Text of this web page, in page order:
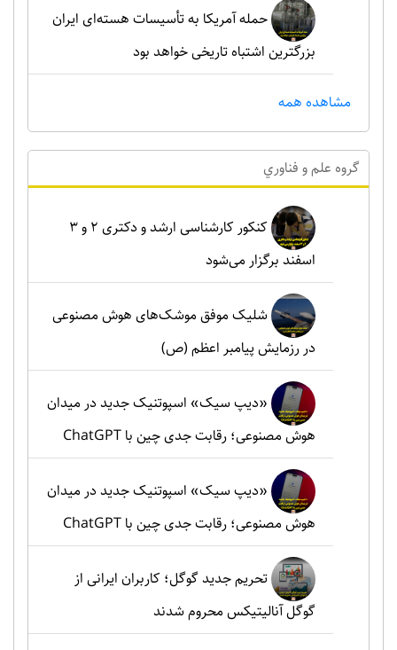
حمله آمریکا به تأسیسات هسته‌ای ایران
بزرگترین اشتباه تاریخی خواهد بود
مشاهده همه
گروه علم و فناوري
کنکور کارشناسی ارشد و دکتری ۲ و ۳
اسفند برگزار می‌شود
شلیک موفق موشک‌های هوش مصنوعی
در رزمایش پیامبر اعظم (ص)
«دیپ سیک» اسپوتنیک جدید در میدان
هوش مصنوعی؛ رقابت جدی چین با ChatGPT
«دیپ سیک» اسپوتنیک جدید در میدان
هوش مصنوعی؛ رقابت جدی چین با ChatGPT
تحریم جدید گوگل؛ کاربران ایرانی از
گوگل آنالیتیکس محروم شدند